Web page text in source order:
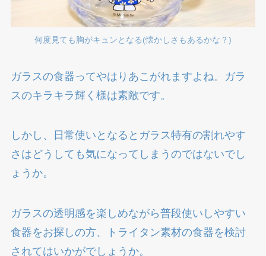
何度見ても胸がキュンとなる(懐かしさもあるかな？)
ガラスの食器ってやはりあこがれますよね。ガラ
スのキラキラ輝く様は素敵です。
しかし、日常使いとなるとガラス特有の割れやす
さはどうしても気になってしまうのではないでし
ょうか。
ガラスの透明感を楽しめながら普段使いしやすい
食器をお探しの方、トライタン素材の食器を検討
されてはいかがでしょうか。